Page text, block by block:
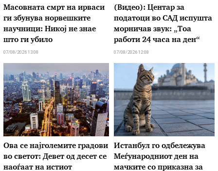
Масовната смрт на ирваси
ги збунува норвешките
научници: Никој не знае
што ги убило
07/08/2026 13:08
(Видео): Центар за
податоци во САД испушта
морничав звук: „Тоа
работи 24 часа на ден“
07/08/2026 12:08
Ова се најголемите градови
во светот: Девет од десет се
наоѓаат на истиот
Истанбул го одбележува
Меѓународниот ден на
мачките со приказна за